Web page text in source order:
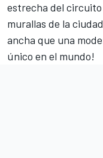
estrecha del
murallas de la
ancha que una
único en el mundo!